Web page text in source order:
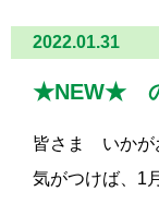
2022.01.31
★NEW★ の
皆さま いかが
気がつけば、1